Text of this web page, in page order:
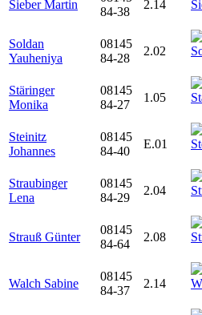
Sieber Martin
84-38
2.14
Soldan
Yauheniya
08145
84-28
2.02
Stäringer
Monika
08145
84-27
1.05
Steinitz
Johannes
08145
84-40
E.01
Straubinger
Lena
08145
84-29
2.04
Strauß Günter
08145
84-64
2.08
Walch Sabine
08145
84-37
2.14